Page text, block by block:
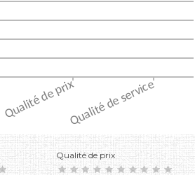
Qualité de prix